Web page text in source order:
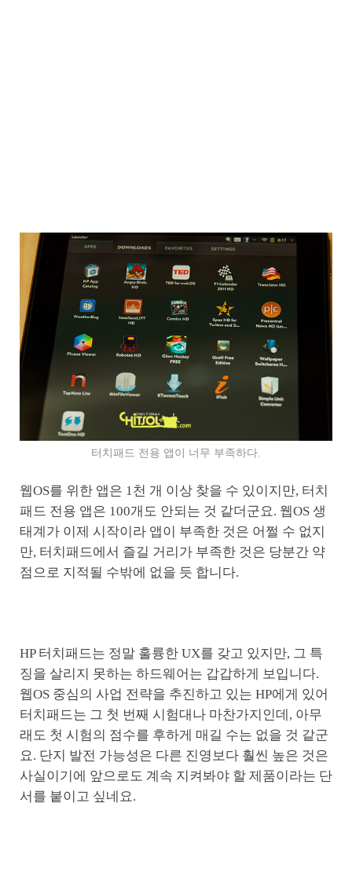
터치패드 전용 앱이 너무 부족하다.
웹OS를 위한 앱은 1천 개 이상 찾을 수 있이지만, 터치
패드 전용 앱은 100개도 안되는 것 같더군요. 웹OS 생
태계가 이제 시작이라 앱이 부족한 것은 어쩔 수 없지
만, 터치패드에서 즐길 거리가 부족한 것은 당분간 약
점으로 지적될 수밖에 없을 듯 합니다.
HP 터치패드는 정말 훌륭한 UX를 갖고 있지만, 그 특
징을 살리지 못하는 하드웨어는 갑갑하게 보입니다.
웹OS 중심의 사업 전략을 추진하고 있는 HP에게 있어
터치패드는 그 첫 번째 시험대나 마찬가지인데, 아무
래도 첫 시험의 점수를 후하게 매길 수는 없을 것 같군
요. 단지 발전 가능성은 다른 진영보다 훨씬 높은 것은
사실이기에 앞으로도 계속 지켜봐야 할 제품이라는 단
서를 붙이고 싶네요.